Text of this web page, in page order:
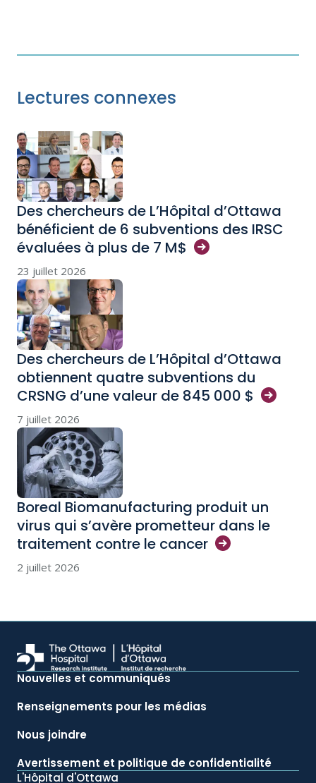
Lectures connexes
Des chercheurs de L’Hôpital d’Ottawa
bénéficient de 6 subventions des IRSC
évaluées à plus de 7 M$
23 juillet 2026
Des chercheurs de L’Hôpital d’Ottawa
obtiennent quatre subventions du
CRSNG d’une valeur de 845 000 $
7 juillet 2026
Boreal Biomanufacturing produit un
virus qui s’avère prometteur dans le
traitement contre le cancer
2 juillet 2026
Nouvelles et communiqués
Renseignements pour les médias
Nous joindre
Avertissement et politique de confidentialité
L'Hôpital d'Ottawa